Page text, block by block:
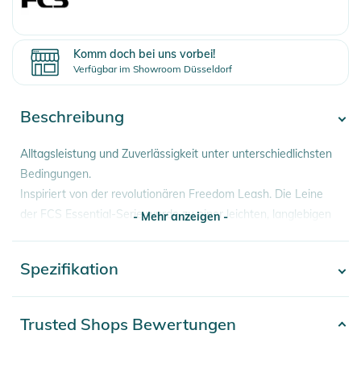
Komm doch bei uns vorbei!
Verfügbar im Showroom Düsseldorf
Beschreibung
Alltagsleistung und Zuverlässigkeit unter unterschiedlichsten
Bedingungen.
Inspiriert von der revolutionären Freedom Leash. Die Leine
der FCS Essential-Serie wurde zu einer leichten, langlebigen
Eigenschaften:
- Wellengröße: 2 - 8 ft
- Mehr anzeigen -
Spezifikation
Trusted Shops Bewertungen